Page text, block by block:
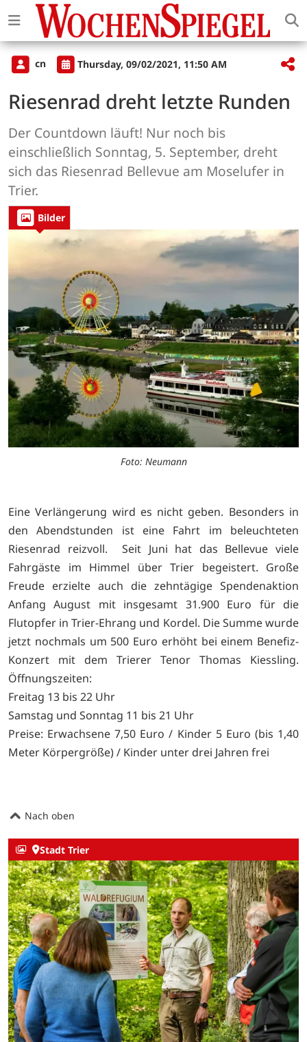
cn Thursday, 09/02/2021, 11:50 AM
Riesenrad dreht letzte Runden
Der Countdown läuft! Nur noch bis
einschließlich Sonntag, 5. September, dreht
sich das Riesenrad Bellevue am Moselufer in
Trier.
Bilder
Foto: Neumann
Eine Verlängerung wird es nicht geben. Besonders in
den Abendstunden ist eine Fahrt im beleuchteten
Riesenrad reizvoll. Seit Juni hat das Bellevue viele
Fahrgäste im Himmel über Trier begeistert. Große
Freude erzielte auch die zehntägige Spendenaktion
Anfang August mit insgesamt 31.900 Euro für die
Flutopfer in Trier-Ehrang und Kordel. Die Summe wurde
jetzt nochmals um 500 Euro erhöht bei einem Benefiz-
Konzert mit dem Trierer Tenor Thomas Kiessling.
Öffnungszeiten:
Freitag 13 bis 22 Uhr
Samstag und Sonntag 11 bis 21 Uhr
Preise: Erwachsene 7,50 Euro / Kinder 5 Euro (bis 1,40
Meter Körpergröße) / Kinder unter drei Jahren frei
Nach oben
Stadt Trier